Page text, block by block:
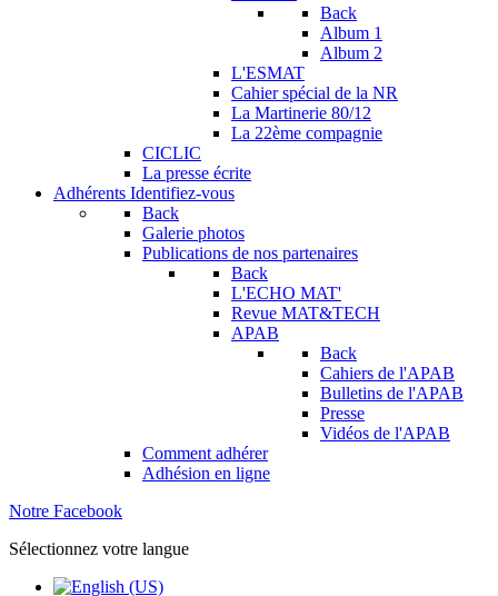
Back
Album 1
Album 2
L'ESMAT
Cahier spécial de la NR
La Martinerie 80/12
La 22ème compagnie
CICLIC
La presse écrite
Adhérents Identifiez-vous
Back
Galerie photos
Publications de nos partenaires
Back
L'ECHO MAT'
Revue MAT&TECH
APAB
Back
Cahiers de l'APAB
Bulletins de l'APAB
Presse
Vidéos de l'APAB
Comment adhérer
Adhésion en ligne
Notre Facebook
Sélectionnez votre langue